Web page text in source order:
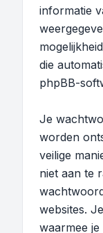
informatie
die
phpBB-
Je
worden
veilige
niet aan te
websites.
waarmee